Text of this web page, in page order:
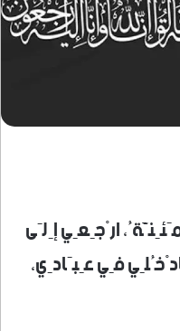
ارْجِعِي إِلَى
فِي عِبَادِي،